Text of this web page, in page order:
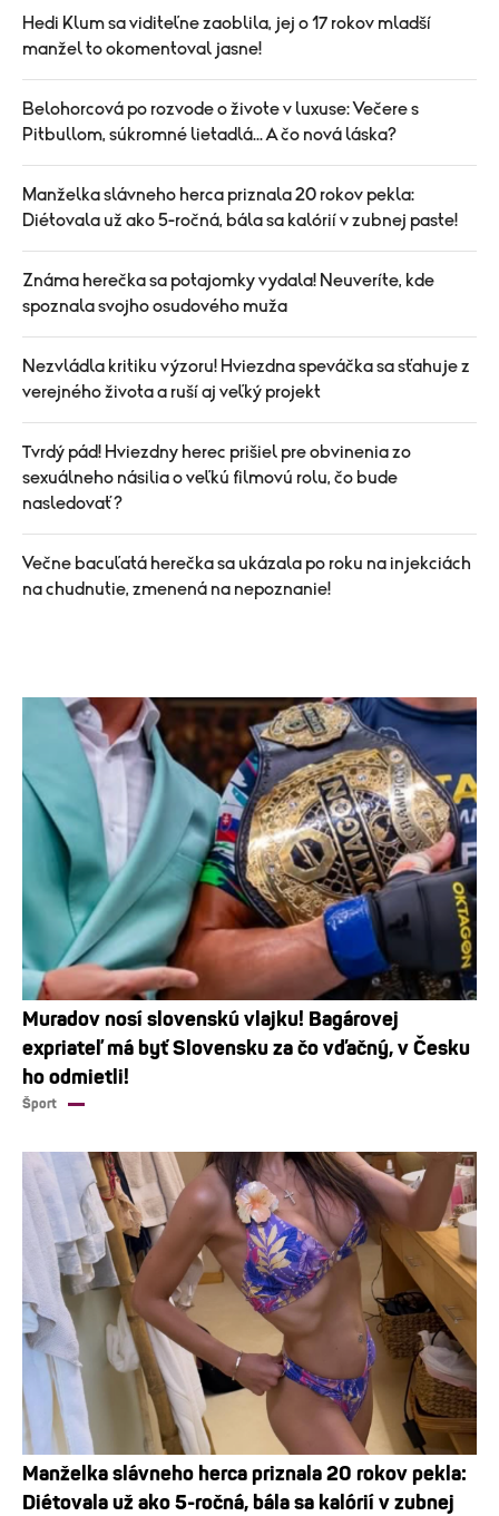
Hedi Klum sa viditeľne zaoblila, jej o 17 rokov mladší
manžel to okomentoval jasne!
Belohorcová po rozvode o živote v luxuse: Večere s
Pitbullom, súkromné lietadlá... A čo nová láska?
Manželka slávneho herca priznala 20 rokov pekla:
Diétovala už ako 5-ročná, bála sa kalórií v zubnej paste!
Známa herečka sa potajomky vydala! Neuveríte, kde
spoznala svojho osudového muža
Nezvládla kritiku výzoru! Hviezdna speváčka sa sťahuje z
verejného života a ruší aj veľký projekt
Tvrdý pád! Hviezdny herec prišiel pre obvinenia zo
sexuálneho násilia o veľkú filmovú rolu, čo bude
nasledovať?
Večne bacuľatá herečka sa ukázala po roku na injekciách
na chudnutie, zmenená na nepoznanie!
Muradov nosí slovenskú vlajku! Bagárovej
expriateľ má byť Slovensku za čo vďačný, v Česku
ho odmietli!
Šport
Manželka slávneho herca priznala 20 rokov pekla:
Diétovala už ako 5-ročná, bála sa kalórií v zubnej